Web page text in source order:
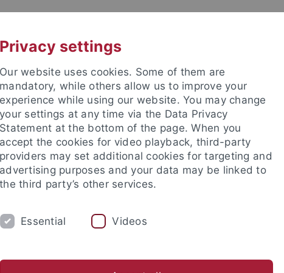
Sehen
PUBLICATIONS
Privacy settings
Our website uses cookies. Some of them are
mandatory, while others allow us to improve your
experience while using our website. You may change
your settings at any time via the Data Privacy
Statement at the bottom of the page. When you
accept the cookies for video playback, third-party
providers may set additional cookies for targeting and
advertising purposes and your data may be linked to
the third party’s other services.
Essential Videos